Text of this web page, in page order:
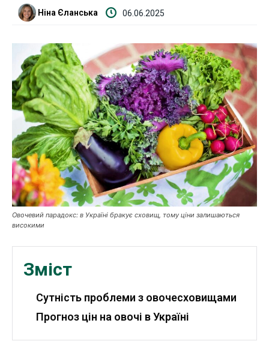
Фінанси
Криптовалюта
Робота і освіта
Публікації
ФОП
Курс валют
Ніна Єланська 06.06.2025
Овочевий парадокс: в Україні бракує сховищ, тому ціни залишаються
високими
Зміст
Сутність проблеми з овочесховищами
Прогноз цін на овочі в Україні